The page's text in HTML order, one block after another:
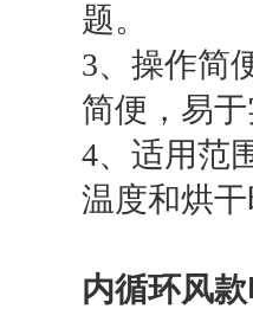
题。
3、操作简
简便，易
4、适用范
温度和烘
内循环风